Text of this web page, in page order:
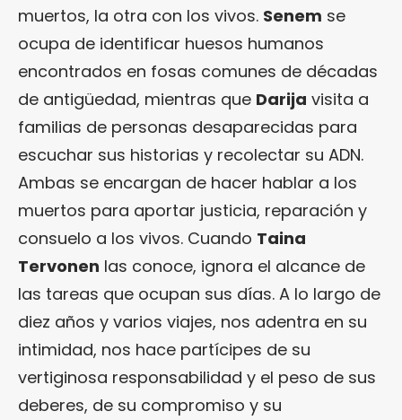
muertos, la otra con los vivos. Senem se
ocupa de identificar huesos humanos
encontrados en fosas comunes de décadas
de antigüedad, mientras que Darija visita a
familias de personas desaparecidas para
escuchar sus historias y recolectar su ADN.
Ambas se encargan de hacer hablar a los
muertos para aportar justicia, reparación y
consuelo a los vivos. Cuando Taina
Tervonen las conoce, ignora el alcance de
las tareas que ocupan sus días. A lo largo de
diez años y varios viajes, nos adentra en su
intimidad, nos hace partícipes de su
vertiginosa responsabilidad y el peso de sus
deberes, de su compromiso y su